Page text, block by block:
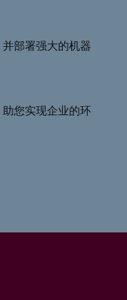
部署强大的机器
您实现企业的环